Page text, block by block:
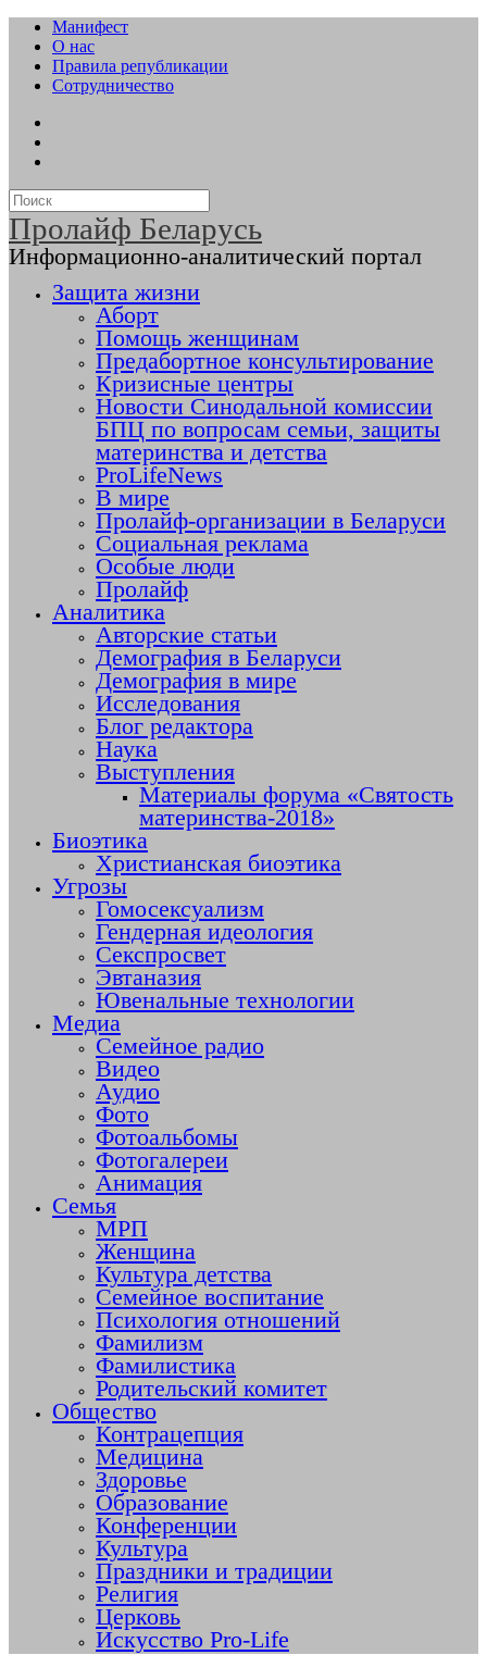
Манифест
О нас
Правила републикации
Сотрудничество
Пролайф Беларусь
Информационно-аналитический портал
Защита жизни
Аборт
Помощь женщинам
Предабортное консультирование
Кризисные центры
Новости Синодальной комиссии
БПЦ по вопросам семьи, защиты
материнства и детства
ProLifeNews
В мире
Пролайф-организации в Беларуси
Социальная реклама
Особые люди
Пролайф
Аналитика
Авторские статьи
Демография в Беларуси
Демография в мире
Исследования
Блог редактора
Наука
Выступления
Материалы форума «Святость
материнства-2018»
Биоэтика
Христианская биоэтика
Угрозы
Гомосексуализм
Гендерная идеология
Секспросвет
Эвтаназия
Ювенальные технологии
Медиа
Семейное радио
Видео
Аудио
Фото
Фотоальбомы
Фотогалереи
Анимация
Семья
МРП
Женщина
Культура детства
Семейное воспитание
Психология отношений
Фамилизм
Фамилистика
Родительский комитет
Общество
Контрацепция
Медицина
Здоровье
Образование
Конференции
Культура
Праздники и традиции
Религия
Церковь
Искусство Pro-Life